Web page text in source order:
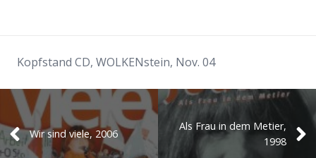
Fotos
Videos
Kopfstand CD, WOLKENstein, Nov. 04
Als Frau in dem Metier,
1998
Wir sind viele, 2006